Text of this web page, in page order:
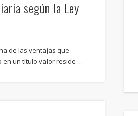
según la Ley
de las ventajas que
en un título valor reside …